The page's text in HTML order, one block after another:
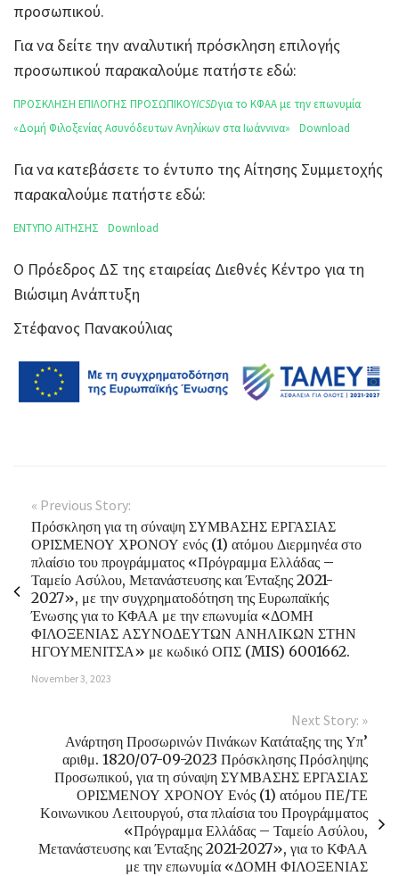
προσωπικού.
Για να δείτε την αναλυτική πρόσκληση επιλογής
προσωπικού παρακαλούμε πατήστε εδώ:
ΠΡΟΣΚΛΗΣΗ ΕΠΙΛΟΓΗΣ ΠΡΟΣΩΠΙΚΟΥICSDγια το ΚΦΑΑ με την επωνυμία
«Δομή Φιλοξενίας Ασυνόδευτων Ανηλίκων στα Ιωάννινα»
Download
Για να κατεβάσετε το έντυπο της Αίτησης Συμμετοχής
παρακαλούμε πατήστε εδώ:
ΕΝΤΥΠΟ ΑΙΤΗΣΗΣ Download
Ο Πρόεδρος ΔΣ της εταιρείας Διεθνές Κέντρο για τη
Βιώσιμη Ανάπτυξη
Στέφανος Πανακούλιας
« Previous Story:
Πρόσκληση για τη σύναψη ΣΥΜΒΑΣΗΣ ΕΡΓΑΣΙΑΣ
ΟΡΙΣΜΕΝΟΥ ΧΡΟΝΟΥ ενός (1) ατόμου Διερμηνέα στο
πλαίσιο του προγράμματος «Πρόγραμμα Ελλάδας –
Ταμείο Ασύλου, Μετανάστευσης και Ένταξης 2021-
2027», με την συγχρηματοδότηση της Ευρωπαϊκής
Ένωσης για το ΚΦΑΑ με την επωνυμία «ΔΟΜΗ
ΦΙΛΟΞΕΝΙΑΣ ΑΣΥΝΟΔΕΥΤΩΝ ΑΝΗΛΙΚΩΝ ΣΤΗΝ
ΗΓΟΥΜΕΝΙΤΣΑ» με κωδικό ΟΠΣ (MIS) 6001662.
November 3, 2023
Next Story: »
Ανάρτηση Προσωρινών Πινάκων Κατάταξης της Υπ’
αριθμ. 1820/07-09-2023 Πρόσκλησης Πρόσληψης
Προσωπικού, για τη σύναψη ΣΥΜΒΑΣΗΣ ΕΡΓΑΣΙΑΣ
ΟΡΙΣΜΕΝΟΥ ΧΡΟΝΟΥ Ενός (1) ατόμου ΠΕ/ΤΕ
Κοινωνικου Λειτουργού, στα πλαίσια του Προγράμματος
«Πρόγραμμα Ελλάδας – Ταμείο Ασύλου,
Μετανάστευσης και Ένταξης 2021-2027», για το ΚΦΑΑ
με την επωνυμία «ΔΟΜΗ ΦΙΛΟΞΕΝΙΑΣ